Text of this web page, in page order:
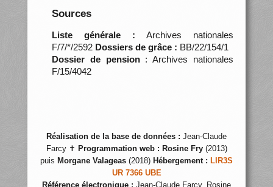
Sources
Liste générale : Archives nationales
F/7/*/2592 Dossiers de grâce : BB/22/154/1
Dossier de pension: Archives nationales
F/15/4042
Réalisation de la base de données : Jean-Claude
Farcy ✝ Programmation web : Rosine Fry(2013)
puis Morgane Valageas (2018) Hébergement : LIR3S
UR 7366 UBE
Référence électronique : Jean-Claude Farcy, Rosine